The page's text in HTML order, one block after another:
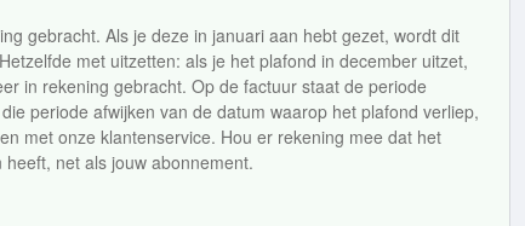
gebracht. Als je deze in januari aan hebt gezet, wordt dit
met uitzetten: als je het plafond in december uitzet,
in rekening gebracht. Op de factuur staat de periode
periode afwijken van de datum waarop het plafond verliep,
met onze klantenservice. Hou er rekening mee dat het
net als jouw abonnement.